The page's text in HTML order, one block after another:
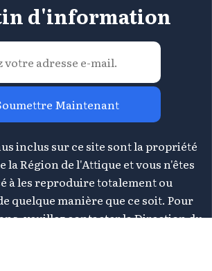
d'information
Maintenant
inclus sur ce site sont la propriété
la Région de l'Attique et vous n'êtes
à les reproduire totalement ou
quelque manière que ce soit. Pour
veuillez contacter la Direction du